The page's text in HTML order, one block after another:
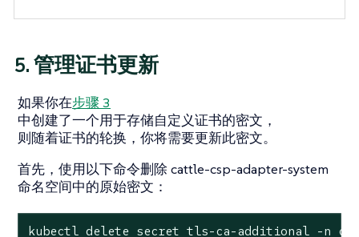
5. 管理证书更新
如果你在步骤 3
中创建了一个用于存储自定义证书的密文，
则随着证书的轮换，你将需要更新此密文。
首先，使用以下命令删除 cattle-csp-adapter-system
命名空间中的原始密文：
kubectl delete secret tls-ca-additional -n